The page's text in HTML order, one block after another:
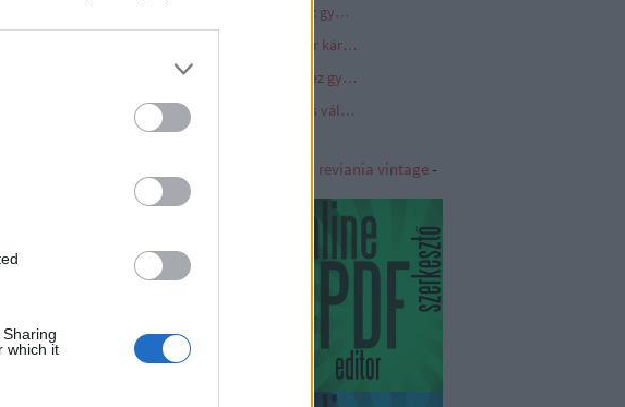
which it
Medium Play vinyl hanglemez gyűjtemény
Quaestor törvény - a Quaestor károsultak kárrendezését biztosító követeléskezelő alap létrehozásáról
Standard Play vinyl hanglemez gyűjtemény
Villanymotor - egyenáramú és váltóáramú villanymotorok a cipős dobozban
reviania vintage -
reviania kerámia